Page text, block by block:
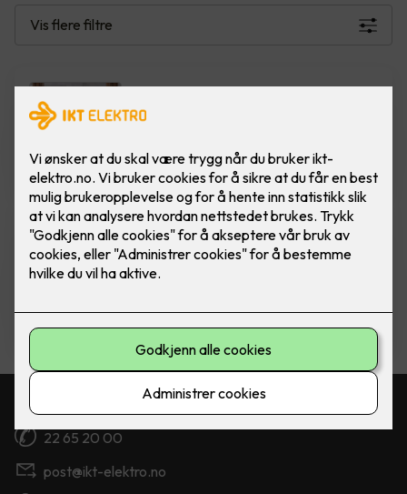
Vis flere filtre
Nobø Top Panelovn 1000W
Ferdig montert utskift panelovn -
3,790,-
24 mnd rentefri delbetaling
Delbetale? Ønsker du å delbetale
over 24 mnd, så kan vi tilby 0% rente,
0,-
22 65 20 00
post@ikt-elektro.no